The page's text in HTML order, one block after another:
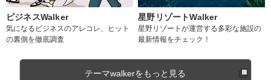
ビジネスWalker
気になるビジネスのアレコレ、ヒット
の裏側を徹底調査
星野リゾートWalker
星野リゾートが運営する多彩な施設の
最新情報をチェック！
テーマwalkerをもっと見る